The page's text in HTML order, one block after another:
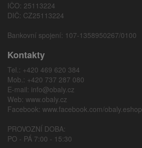
IČO: 25113224
DIČ: CZ25113224
Bankovní spojení: 107-1358950267/0100
Kontakty
Tel.: +420 469 620 384
Mob.: +420 737 287 080
E-mail: info@obaly.cz
Web: www.obaly.cz
Facebook: www.facebook.com/obaly.eshop
PROVOZNÍ DOBA:
PO - PÁ 7:00 - 15:30